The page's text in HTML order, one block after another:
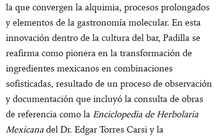
la que convergen la alquimia, procesos prolongados
y elementos de la gastronomía molecular. En esta
innovación dentro de la cultura del bar, Padilla se
reafirma como pionera en la transformación de
ingredientes mexicanos en combinaciones
sofisticadas, resultado de un proceso de observación
y documentación que incluyó la consulta de obras
de referencia como la Enciclopedia de Herbolaria
Mexicana del Dr. Edgar Torres Carsi y la